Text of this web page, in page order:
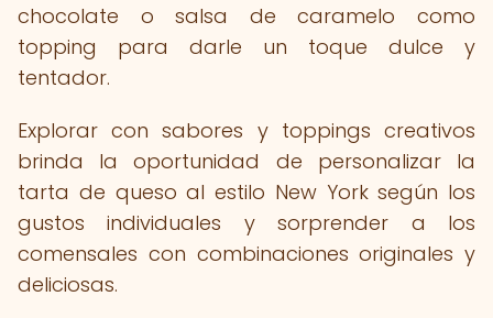
chocolate o salsa de caramelo como
topping para darle un toque dulce y
tentador.
Explorar con sabores y toppings creativos
brinda la oportunidad de personalizar la
tarta de queso al estilo New York según los
gustos individuales y sorprender a los
comensales con combinaciones originales y
deliciosas.